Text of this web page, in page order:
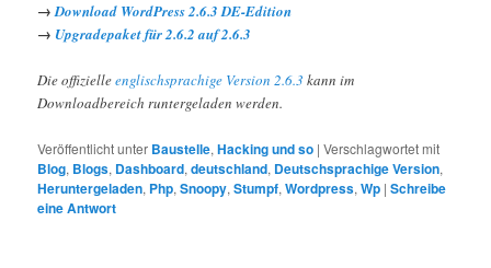
→ Download WordPress 2.6.3 DE-Edition
→ Upgradepaket für 2.6.2 auf 2.6.3
Die offizielleenglischsprachige Version 2.6.3 kann im
Downloadbereich runtergeladen werden.
Veröffentlicht unter Baustelle,Hacking und so |Verschlagwortet mit
Blog, Blogs, Dashboard,deutschland, Deutschsprachige Version,
Heruntergeladen, Php,Snoopy,Stumpf,Wordpress,Wp |Schreibe
eine Antwort